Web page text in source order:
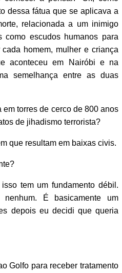
dessa fátua que se aplicava a
relacionada a um inimigo
como escudos humanos para
homem, mulher e criança
aconteceu em Nairóbi e na
semelhança entre as duas
torres de cerco de 800 anos
de jihadismo terrorista?
que resultam em baixas civis.
tem um fundamento débil.
nenhum. É basicamente um
depois eu decidi que queria
Golfo para receber tratamento